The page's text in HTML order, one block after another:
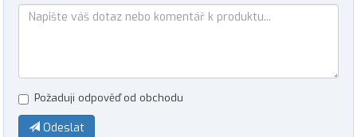
Požaduji odpověď od obchodu
Odeslat